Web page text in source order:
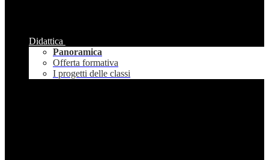
Didattica
Panoramica
Offerta formativa
I progetti delle classi